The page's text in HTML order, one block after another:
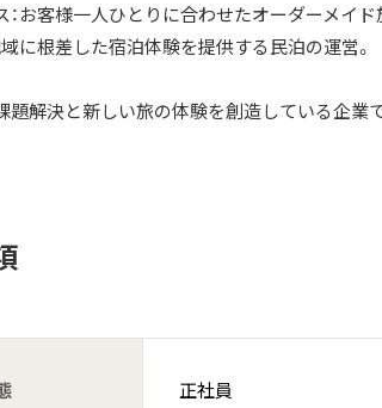
お客様一人ひとりに合わせたオーダーメイド
域に根差した宿泊体験を提供する民泊の運営。
題解決と新しい旅の体験を創造している企業で
正社員